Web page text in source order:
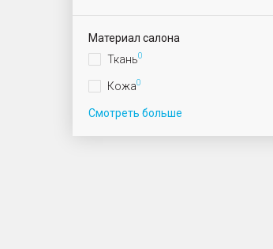
Материал салона
Ткань0
Кожа0
Смотреть больше